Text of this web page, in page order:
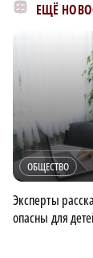
ЕЩЁ
ОБЩЕСТВО
Эксперты
опасны для